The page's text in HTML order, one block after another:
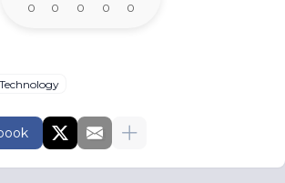
0 0 0 0 0
Technology